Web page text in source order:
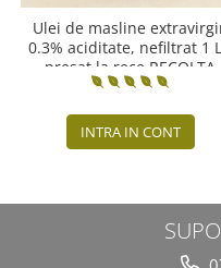
Ulei de masline
0.3% aciditate, nefiltrat 1
presat la rece RECOLTA
NOUA
INTRA IN CONT